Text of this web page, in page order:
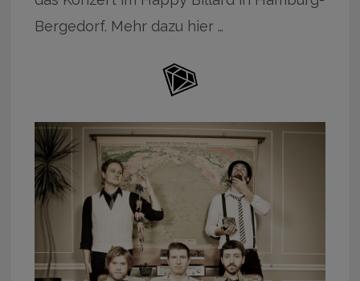
Bergedorf. Mehr dazu hier …